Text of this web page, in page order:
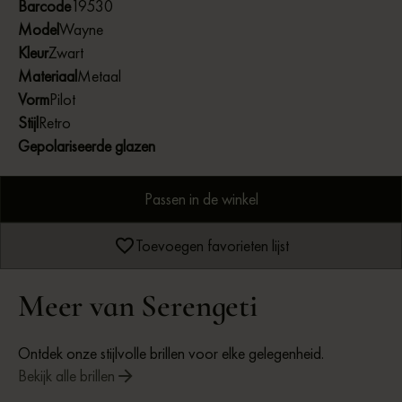
comfortabele contrast blijft je zicht scherp en ontspannen,
zelfs op grijze of lichtbewolkte dagen.
Barcode19530
ModelWayne
KleurZwart
MateriaalMetaal
VormPilot
StijlRetro
Gepolariseerde glazen
Passen in de winkel
Toevoegen favorieten lijst
Meer van Serengeti
Ontdek onze stijlvolle brillen voor elke gelegenheid.
Bekijk alle brillen